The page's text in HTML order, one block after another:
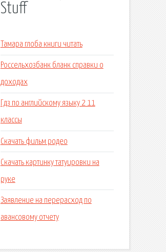
Stuff
Тамара глоба книги читать
Россельхозбанк бланк справки о
доходах
Гдз по английскому языку 2 11
классы
Скачать фильм родео
Скачать картинку татуировки на
руке
Заявление на перерасход по
авансовому отчету